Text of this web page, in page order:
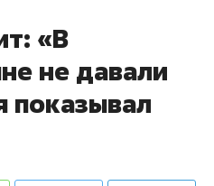
«В
не давали
показывал